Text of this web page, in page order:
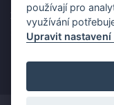
Prokop pro Vás vybírá
29.07
používají pro
využívání
Upravit